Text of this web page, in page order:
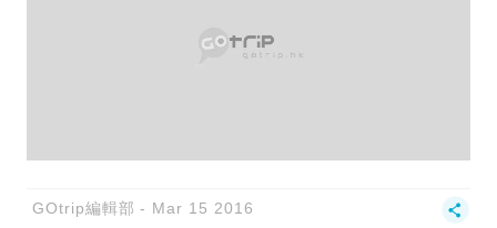
GOtrip編輯部 Mar 15 2016